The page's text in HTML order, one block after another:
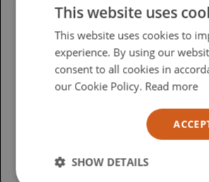
Please select your region/
British
USA
This website uses
This website uses cookies to
experience. By using our
consent to all cookies in
our Cookie Policy. Read more
SHOW DETAILS